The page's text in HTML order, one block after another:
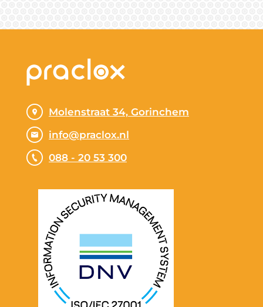
Molenstraat 34, Gorinchem
info@praclox.nl
088 - 20 53 300